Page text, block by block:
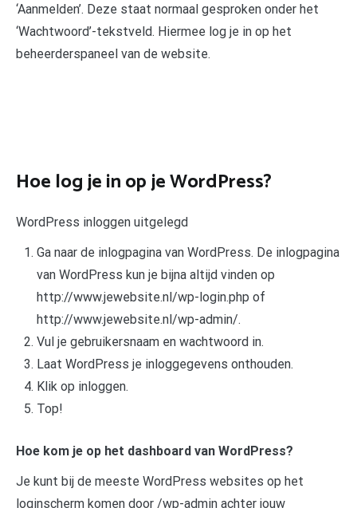
‘Aanmelden’. Deze staat normaal gesproken onder het
‘Wachtwoord’-tekstveld. Hiermee log je in op het
beheerderspaneel van de website.
Hoe log je in op je WordPress?
WordPress inloggen uitgelegd
Ga naar de inlogpagina van WordPress. De inlogpagina
van WordPress kun je bijna altijd vinden op
http://www.jewebsite.nl/wp-login.php of
http://www.jewebsite.nl/wp-admin/.
Vul je gebruikersnaam en wachtwoord in.
Laat WordPress je inloggegevens onthouden.
Klik op inloggen.
Top!
Hoe kom je op het dashboard van WordPress?
Je kunt bij de meeste WordPress websites op het
loginscherm komen door /wp-admin achter jouw